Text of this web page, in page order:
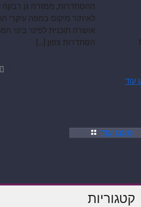
עוד
ההסתדרות, ממזרח גן רבקה
לאיתור מיקום במפה עיקרי
אושרה תוכנית לפינוי בינוי
הסתדרות צפון […]
טענו עוד
קטגוריות